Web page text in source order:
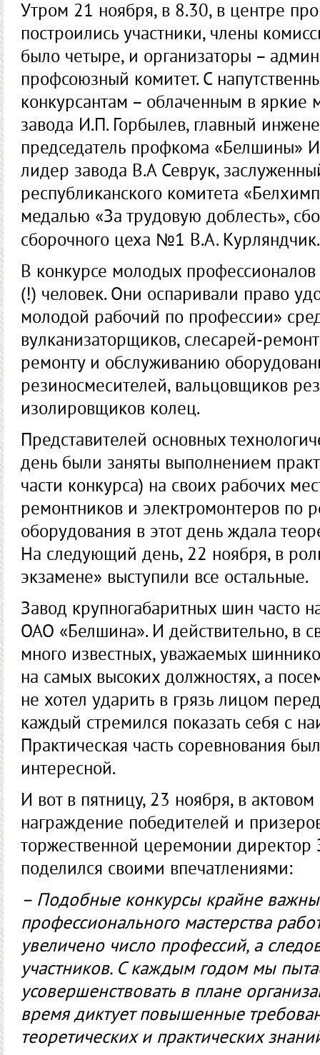
Утром 21 ноября, в 8.30, в центре
построились участники, члены
было четыре, и организаторы –
профсоюзный комитет. С
конкурсантам – облаченным в яркие
завода И.П. Горбылев, главный
председатель профкома «Белшины»
лидер завода В.А Севрук,
республиканского комитета
медалью «За трудовую доблесть»,
сборочного цеха №1 В.А. Курляндчик.
В конкурсе молодых
(!) человек. Они оспаривали право
молодой рабочий по профессии»
вулканизаторщиков, слесарей-
ремонту и обслуживанию
резиносмесителей, вальцовщиков
изолировщиков колец.
Представителей основных
день были заняты выполнением
части конкурса) на своих рабочих
ремонтников и электромонтеров по
оборудования в этот день ждала
На следующий день, 22 ноября, в
экзамене» выступили все остальные.
Завод крупногабаритных шин часто
ОАО «Белшина». И действительно, в
много известных, уважаемых
на самых высоких должностях, а
не хотел ударить в грязь лицом
каждый стремился показать себя с
Практическая часть соревнования
интересной.
И вот в пятницу, 23 ноября, в
награждение победителей и
торжественной церемонии
поделился своими впечатлениями:
– Подобные конкурсы крайне важны
профессионального мастерства
увеличено число профессий, а
участников. С каждым годом мы
усовершенствовать в плане
время диктует повышенные
теоретических и практических